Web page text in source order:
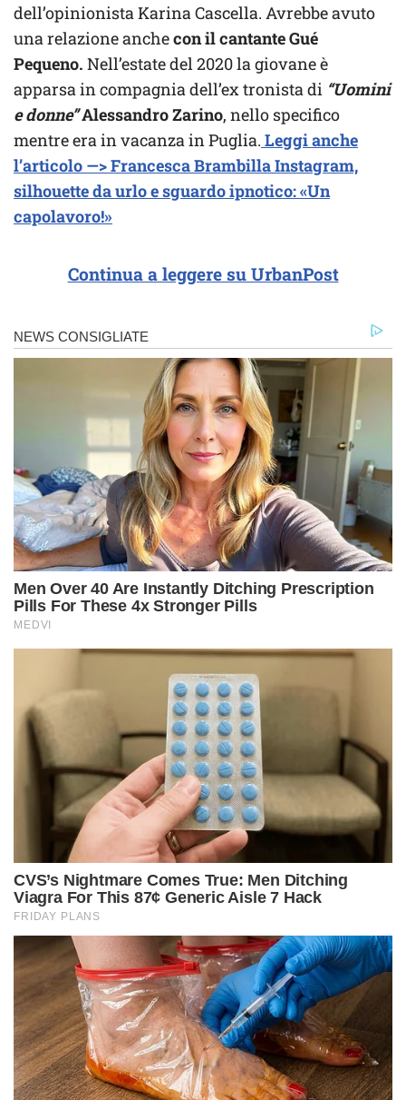
dell’opinionista Karina Cascella. Avrebbe avuto
una relazione anchecon il cantante Gué
Pequeno. Nell’estate del 2020 la giovane è
apparsa in compagnia dell’ex tronista di “Uomini
e donne”Alessandro Zarino, nello specifico
mentre era in vacanza in Puglia. Leggi anche
l’articolo —> Francesca Brambilla Instagram,
silhouette da urlo e sguardo ipnotico: «Un
capolavoro!»
Continua a leggere su UrbanPost